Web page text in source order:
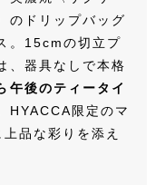
のドリップバッグ
。15cmの切立プ
、器具なしで本格
午後のティータイ
HYACCA限定のマ
品な彩りを添え